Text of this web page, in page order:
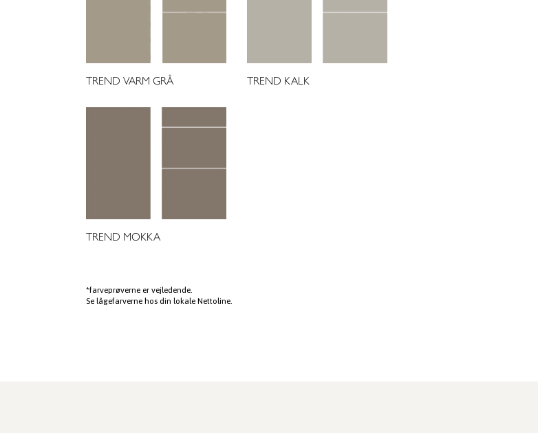
TREND VARM GRÅ
TREND MOKKA
TREND KALK
*farveprøverne er vejledende.
Se lågefarverne hos din lokale Nettoline.